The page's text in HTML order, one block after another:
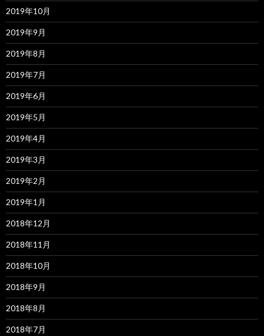
2019年10月
2019年9月
2019年8月
2019年7月
2019年6月
2019年5月
2019年4月
2019年3月
2019年2月
2019年1月
2018年12月
2018年11月
2018年10月
2018年9月
2018年8月
2018年7月